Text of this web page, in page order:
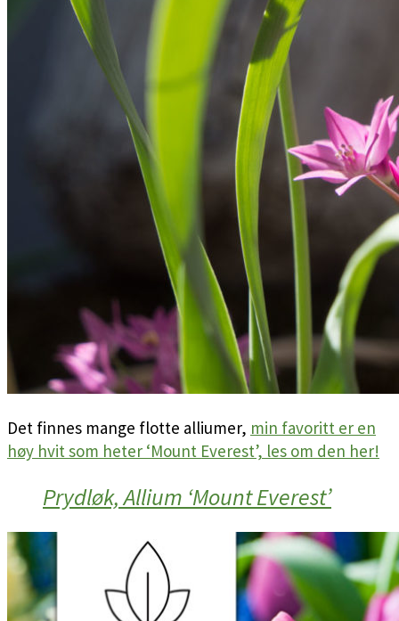
Det finnes mange flotte alliumer, min favoritt er en
høy hvit som heter ‘Mount Everest’, les om den her!
Prydløk, Allium ‘Mount Everest’